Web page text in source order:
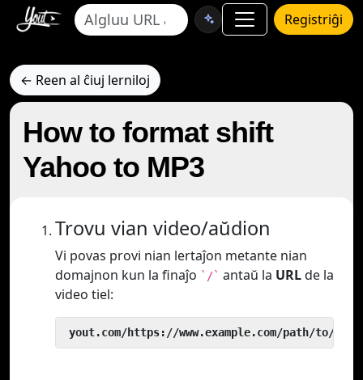
Registriĝi
← Reen al ĉiuj lerniloj
How to format shift
Yahoo to MP3
Trovu vian video/aŭdion
Vi povas provi nian lertaĵon metante nian
domajnon kun la finaĵo `/` antaŭ la URLde la
video tiel:
yout.com/https://www.example.com/path/to/